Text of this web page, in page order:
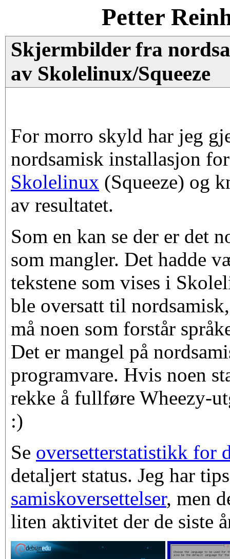
Petter
Skjermbilder fra
av Skolelinux/Squeeze
For morro skyld har jeg
nordsamisk installasjon
Skolelinux (Squeeze) og
av resultatet.
Som en kan se der er det
som mangler. Det hadde
tekstene som vises i
ble oversatt til
må noen som forstår
Det er mangel på
programvare. Hvis noen
rekke å fullføre Wheezy-
:)
Se oversetterstatistikk for
detaljert status. Jeg har
samiskoversettelser, men
liten aktivitet der de siste